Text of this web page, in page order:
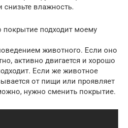
влажность.
покрытие подходит моему
животного. Если оно
активно двигается и хорошо
Если же животное
от пищи или проявляет
нужно сменить покрытие.